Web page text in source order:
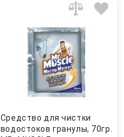
Средство для чистки
водостоков гранулы, 70гр.